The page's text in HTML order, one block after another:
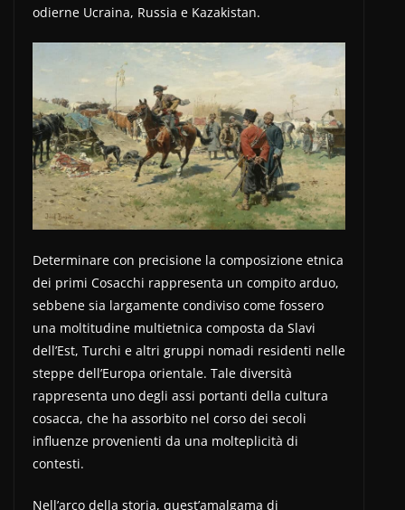
odierne Ucraina, Russia e Kazakistan.
Determinare con precisione la composizione etnica
dei primi Cosacchi rappresenta un compito arduo,
sebbene sia largamente condiviso come fossero
una moltitudine multietnica composta da Slavi
dell’Est, Turchi e altri gruppi nomadi residenti nelle
steppe dell’Europa orientale. Tale diversità
rappresenta uno degli assi portanti della cultura
cosacca, che ha assorbito nel corso dei secoli
influenze provenienti da una molteplicità di
contesti.
Nell’arco della storia, quest’amalgama di